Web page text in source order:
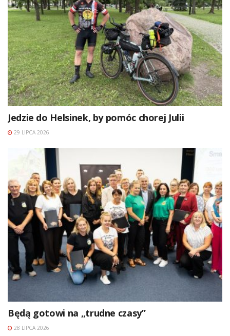
Jedzie do Helsinek, by pomóc chorej Julii
29 LIPCA 2026
Będą gotowi na „trudne czasy”
28 LIPCA 2026